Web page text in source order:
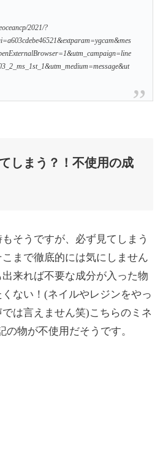
2021/?
しまう？！不使用の成
そうですが、必ず見てしまう
まで徹底的には気にしません
来れば不要な成分が入った物
ない！(ネイルやレジンをやっ
は言えません笑)こちらのミネ
の物が不使用だそうです。